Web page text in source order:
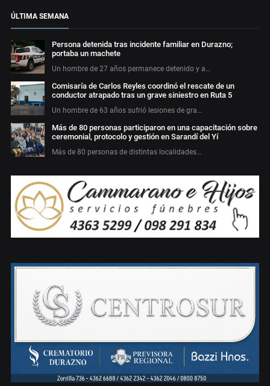
ÚLTIMA SEMANA
Persona detenida tras incidente familiar en Durazno;
portaba un machete
Un hombre de 27 años permanece detenido y a…
Comisaría de Carlos Reyles coordinó el rescate de un
conductor atrapado tras un grave siniestro en Ruta 5
Un hombre de 63 años sufrió lesiones de gra…
Más de 80 personas participaron en una capacitación sobre
ceremonial, protocolo y gestión en Sarandí del Yí
Más de 80 personas de distintas localidades…